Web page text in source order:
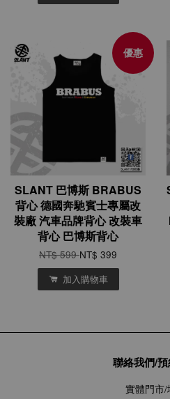
優惠
SLANT 巴博斯 BRABUS
背心 德國奔馳賓士專屬改
裝廠 汽車品牌背心 改裝車
背心 巴博斯背心
NT$ 599NT$ 399
加入購物車
聯絡我們/
實體門市/